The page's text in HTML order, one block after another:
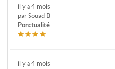
il y a 4 mois
par Souad B
Ponctualité
il y a 4 mois